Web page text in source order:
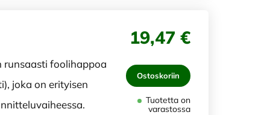
runsaasti foolihappoa
joka on erityisen
19,47 €
Ostoskoriin
Tuotetta on
varastossa